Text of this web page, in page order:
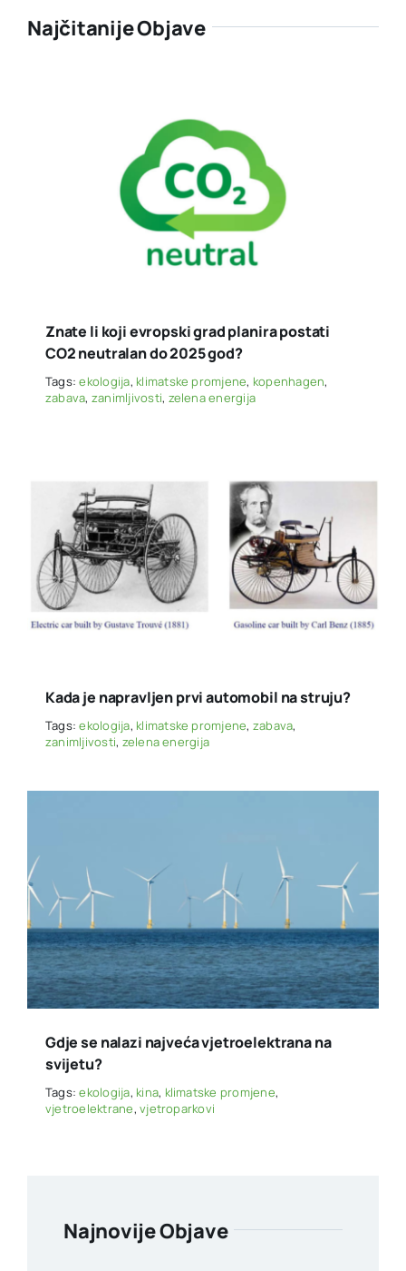
Najčitanije Objave
Znate li koji evropski grad planira postati
CO2 neutralan do 2025 god?
Tags:ekologija, klimatske promjene, kopenhagen,
zabava, zanimljivosti, zelena energija
Kada je napravljen prvi automobil na struju?
Tags:ekologija, klimatske promjene, zabava,
zanimljivosti, zelena energija
Gdje se nalazi najveća vjetroelektrana na
svijetu?
Tags:ekologija, kina, klimatske promjene,
vjetroelektrane,vjetroparkovi
Najnovije Objave